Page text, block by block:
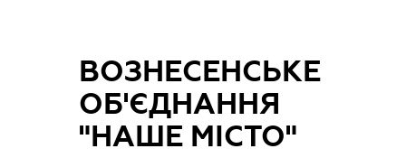
ВОЗНЕСЕНСЬКЕ
ОБ'ЄДНАННЯ
"НАШЕ МІСТО"